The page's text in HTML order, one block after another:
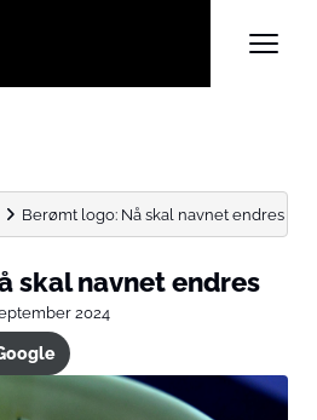
Berømt logo: Nå skal navnet endres
skal navnet endres
2024